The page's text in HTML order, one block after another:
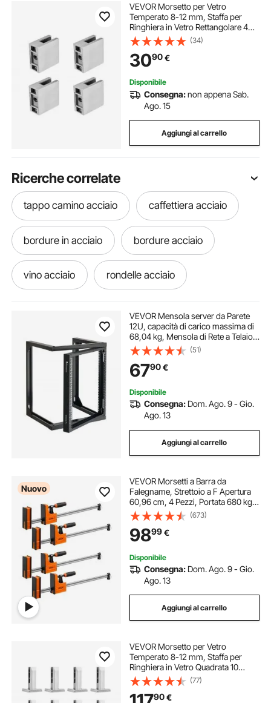
VEVOR Morsetto per Vetro
Temperato 8-12 mm, Staffa per
Ringhiera in Vetro Rettangolare 4
Pezzi, Morsetto per Montaggio
Vetro Acciaio Inossidabile 304,
Staffa per Mensola in Vetro Spesso
5 mm Argento
(34)
3090€
Disponibile
Consegna:non appena Sab.
Ago. 15
Aggiungi al carrello
Ricerche correlate
tappo camino acciaio caffettiera acciaio
bordure in acciaio bordure acciaio
vino acciaio rondelle acciaio
handpan acciaio saldatrici per acciaio
cocktail acciaio comignoli in acciaio
lucidatrice acciaio pollaio acciaio
VEVOR Mensola server da Parete
12U, capacità di carico massima di
68,04 kg, Mensola di Rete a Telaio
Aperto con Apertura di 180 Gradi,
Acciaio al Carbonio, per
Apparecchiature di Rete IT da 482
mm
(51)
6790€
Disponibile
Consegna: Dom. Ago. 9 - Gio.
Ago. 13
Aggiungi al carrello
Nuovo
VEVOR Morsetti a Barra da
Falegname, Strettoio a F Apertura
60,96 cm, 4 Pezzi, Portata 680 kg,
2 Modalità, con Cuscinetti,
Impugnatura Ergonomica, Barra in
Acciaio al Carbonio, per
Lavorazione Legno
(673)
9899€
Disponibile
Consegna: Dom. Ago. 9 - Gio.
Ago. 13
Aggiungi al carrello
VEVOR Morsetto per Vetro
Temperato 8-12 mm, Staffa per
Ringhiera in Vetro Quadrata 10
Pezzi, Morsetto per Montaggio
Vetro Acciaio Inossidabile 304,
Staffa per Mensola in Vetro Spesso
(77)
90€